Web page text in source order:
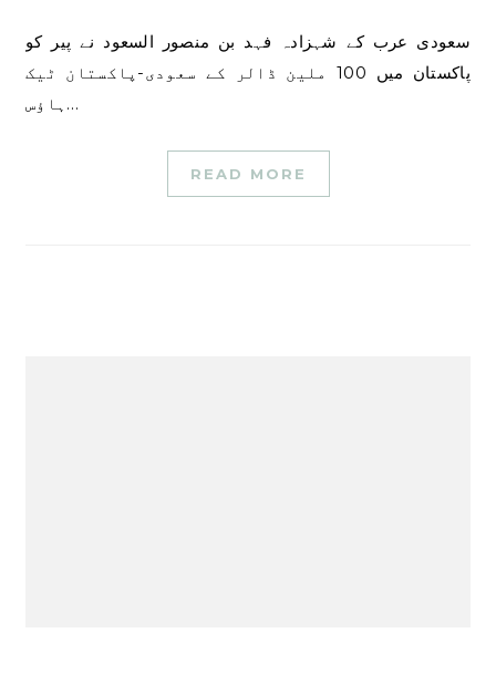
سعودی عرب کے شہزادہ فہد بن منصور السعود نے پیر کو
پاکستان میں 100 ملین ڈالر کے سعودی-پاکستان ٹیک
ہاؤس…
READ MORE